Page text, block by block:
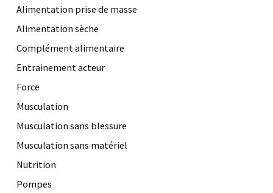
Alimentation prise de masse
Alimentation sèche
Complément alimentaire
Entrainement acteur
Force
Musculation
Musculation sans blessure
Musculation sans matériel
Nutrition
Pompes